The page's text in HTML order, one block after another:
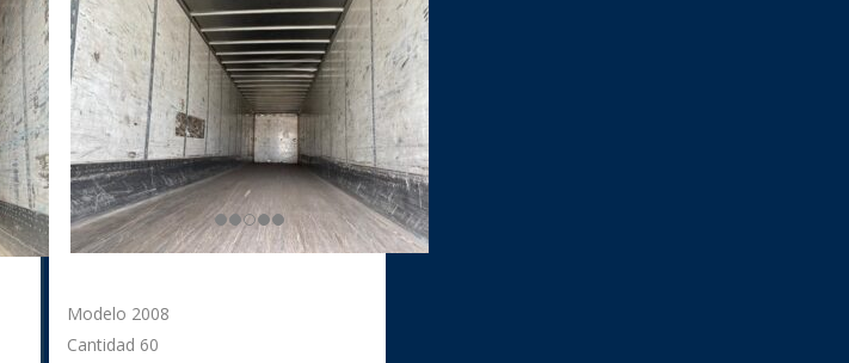
Modelo 2008
Cantidad 60